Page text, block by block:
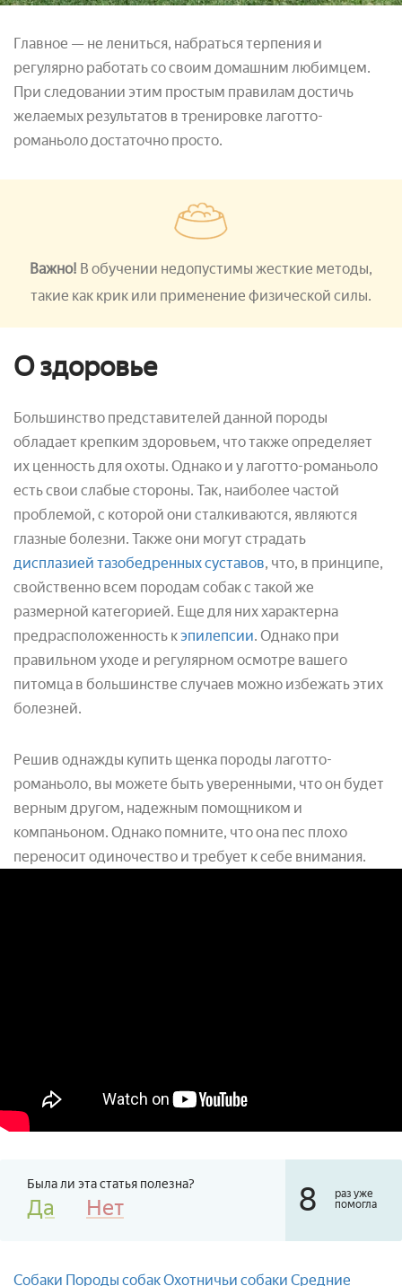
Главное — не лениться, набраться терпения и
регулярно работать со своим домашним любимцем.
При следовании этим простым правилам достичь
желаемых результатов в тренировке лаготто-
романьоло достаточно просто.
Важно! В обучении недопустимы жесткие методы,
такие как крик или применение физической силы.
О здоровье
Большинство представителей данной породы
обладает крепким здоровьем, что также определяет
их ценность для охоты. Однако и у лаготто-романьоло
есть свои слабые стороны. Так, наиболее частой
проблемой, с которой они сталкиваются, являются
глазные болезни. Также они могут страдать
дисплазией тазобедренных суставов, что, в принципе,
свойственно всем породам собак с такой же
размерной категорией. Еще для них характерна
предрасположенность кэпилепсии. Однако при
правильном уходе и регулярном осмотре вашего
питомца в большинстве случаев можно избежать этих
болезней.
Решив однажды купить щенка породы лаготто-
романьоло, вы можете быть уверенными, что он будет
верным другом, надежным помощником и
компаньоном. Однако помните, что она пес плохо
переносит одиночество и требует к себе внимания.
Была ли эта статья полезна?
Да Нет 8
раз уже
помогла
Собаки Породы собакОхотничьи собаки Средние